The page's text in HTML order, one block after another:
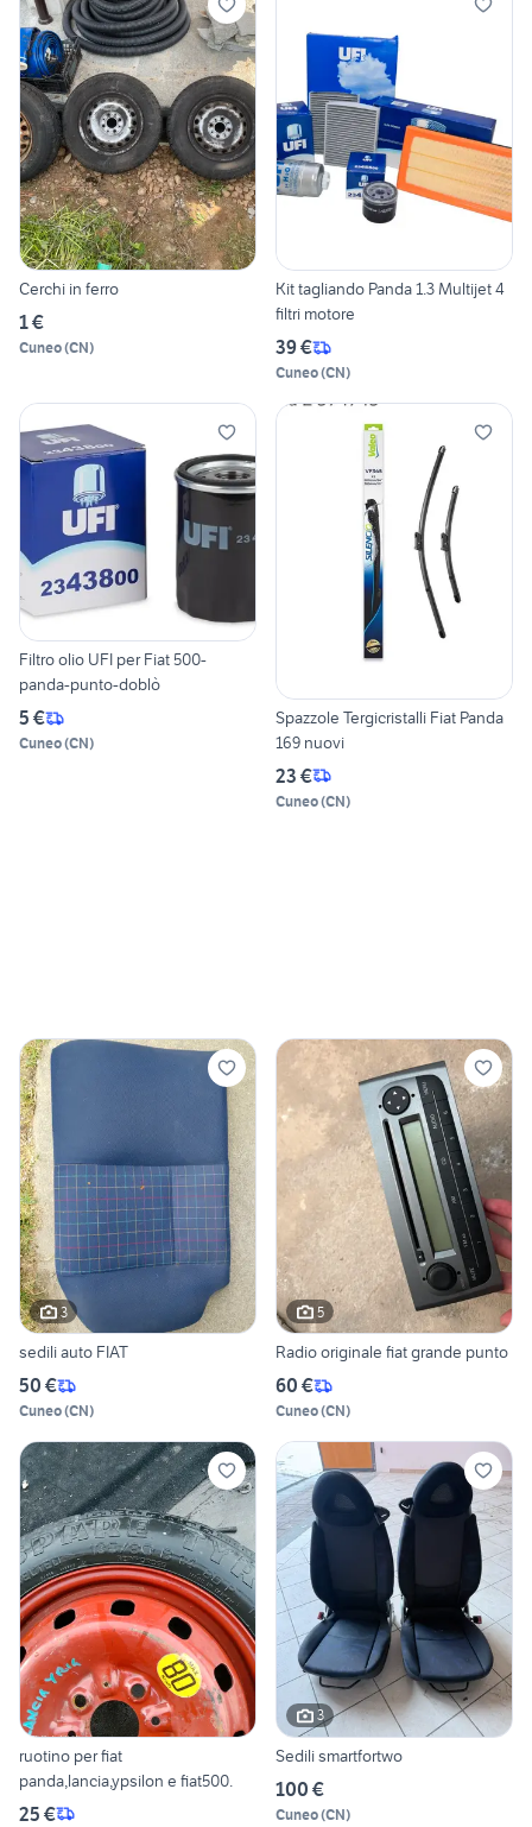
Cerchi in ferro
1 €
Cuneo(CN)
Kit tagliando Panda 1.3 Multijet 4
filtri motore
39 €
Cuneo(CN)
Filtro olio UFI per Fiat 500-
panda-punto-doblò
5 €
Cuneo(CN)
Spazzole Tergicristalli Fiat Panda
169 nuovi
23 €
Cuneo(CN)
3
sedili auto FIAT
50 €
Cuneo(CN)
5
Radio originale fiat grande punto
60 €
Cuneo(CN)
ruotino per fiat
panda,lancia,ypsilon e fiat500.
25 €
3
Sedili smartfortwo
100 €
Cuneo(CN)